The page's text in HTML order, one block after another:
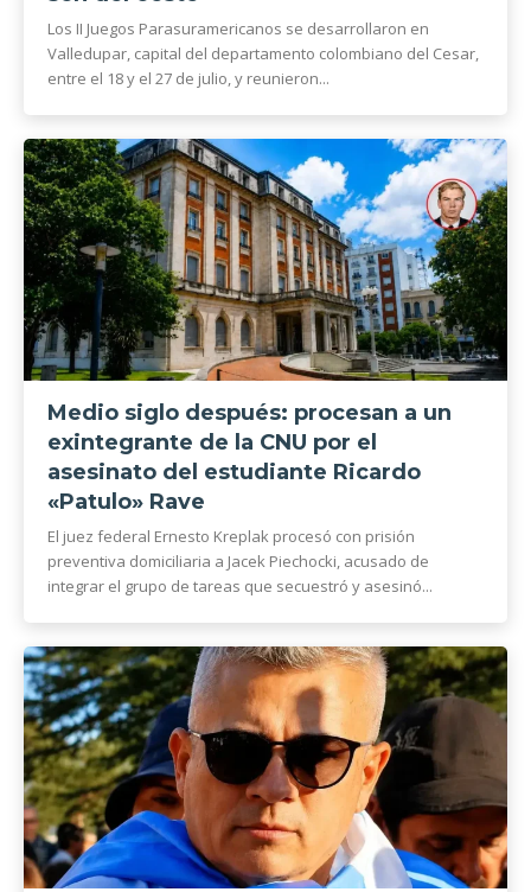
Los II Juegos Parasuramericanos se desarrollaron en
Valledupar, capital del departamento colombiano del Cesar,
entre el 18 y el 27 de julio, y reunieron...
Medio siglo después: procesan a un
exintegrante de la CNU por el
asesinato del estudiante Ricardo
«Patulo» Rave
El juez federal Ernesto Kreplak procesó con prisión
preventiva domiciliaria a Jacek Piechocki, acusado de
integrar el grupo de tareas que secuestró y asesinó...